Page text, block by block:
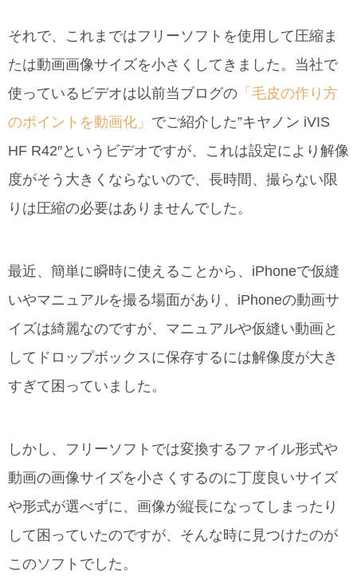
それで、これまではフリーソフトを使用して圧縮ま
たは動画画像サイズを小さくしてきました。当社で
使っているビデオは以前当ブログの 「毛皮の作り方
のポイントを動画化」 でご紹介した”キヤノン iVIS
HF R42″というビデオですが、これは設定により解像
度がそう大きくならないので、長時間、撮らない限
りは圧縮の必要はありませんでした。
最近、簡単に瞬時に使えることから、iPhoneで仮縫
いやマニュアルを撮る場面があり、iPhoneの動画サ
イズは綺麗なのですが、マニュアルや仮縫い動画と
してドロップボックスに保存するには解像度が大き
すぎて困っていました。
しかし、フリーソフトでは変換するファイル形式や
動画の画像サイズを小さくするのに丁度良いサイズ
や形式が選べずに、画像が縦長になってしまったり
して困っていたのですが、そんな時に見つけたのが
このソフトでした。